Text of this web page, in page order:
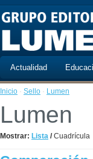
Actualidad
Inicio · Sello · Lumen
Lumen
Mostrar: Lista /Cuadrícula